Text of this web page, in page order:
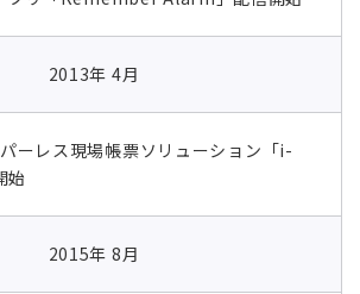
2013年 4月
ーレス現場帳票ソリューション「i-
始
2015年 8月